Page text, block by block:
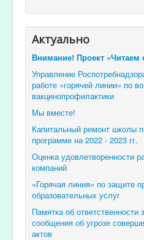
Актуально
Внимание! Проект «Читаем
Управление
работе «горячей линии» по
вакцинопрофилактики
Мы вместе!
Капитальный ремонт школы
программе на 2022 - 2023 гг.
Оценка удовлетворенности
компаний
«Горячая линия» по защите
образовательных услуг
Памятка об
сообщения об угрозе
актов